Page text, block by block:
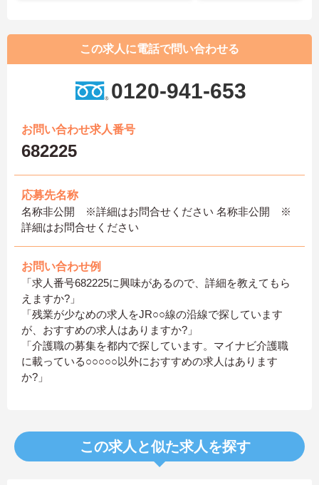
この求人に電話で問い合わせる
0120-941-653
お問い合わせ求人番号
682225
応募先名称
名称非公開 ※詳細はお問合せください 名称非公開 ※
詳細はお問合せください
お問い合わせ例
「求人番号682225に興味があるので、詳細を教えてもら
えますか?」
「残業が少なめの求人をJR○○線の沿線で探しています
が、おすすめの求人はありますか?」
「介護職の募集を都内で探しています。マイナビ介護職
に載っている○○○○○以外におすすめの求人はあります
か?」
この求人と似た求人を探す